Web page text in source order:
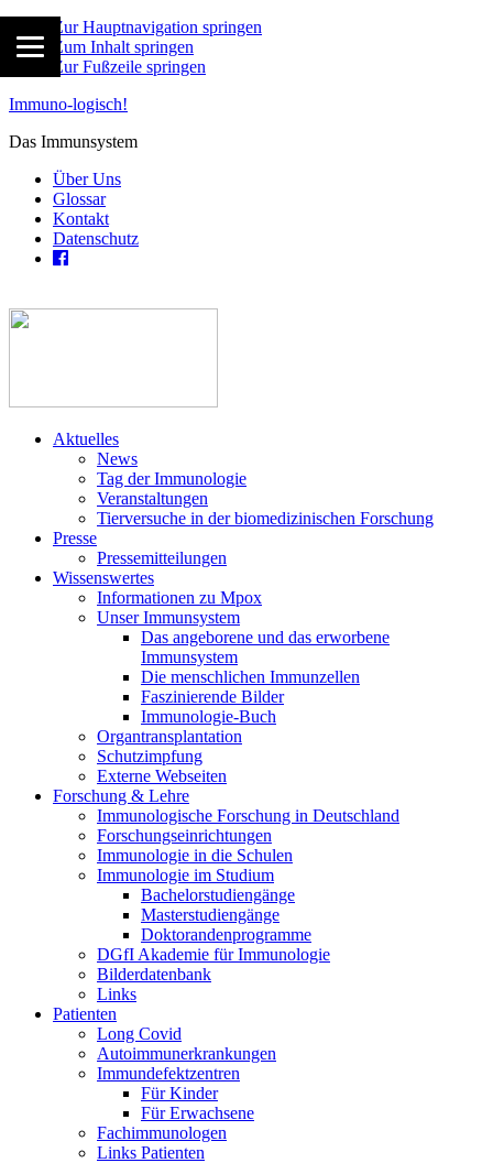
Zur Hauptnavigation springen
Zum Inhalt springen
Zur Fußzeile springen
Immuno-logisch!
Das Immunsystem
Über Uns
Glossar
Kontakt
Datenschutz
Aktuelles
News
Tag der Immunologie
Veranstaltungen
Tierversuche in der biomedizinischen Forschung
Presse
Pressemitteilungen
Wissenswertes
Informationen zu Mpox
Unser Immunsystem
Das angeborene und das erworbene
Immunsystem
Die menschlichen Immunzellen
Faszinierende Bilder
Immunologie-Buch
Organtransplantation
Schutzimpfung
Externe Webseiten
Forschung & Lehre
Immunologische Forschung in Deutschland
Forschungseinrichtungen
Immunologie in die Schulen
Immunologie im Studium
Bachelorstudiengänge
Masterstudiengänge
Doktorandenprogramme
DGfI Akademie für Immunologie
Bilderdatenbank
Links
Patienten
Long Covid
Autoimmunerkrankungen
Immundefektzentren
Für Kinder
Für Erwachsene
Fachimmunologen
Links Patienten